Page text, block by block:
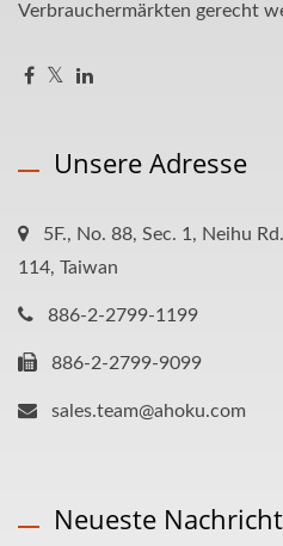
Verbrauchermärkten gerecht
Unsere Adresse
5F., No. 88, Sec. 1, Neihu
114, Taiwan
886-2-2799-1199
886-2-2799-9099
sales.team@ahoku.com
Neueste